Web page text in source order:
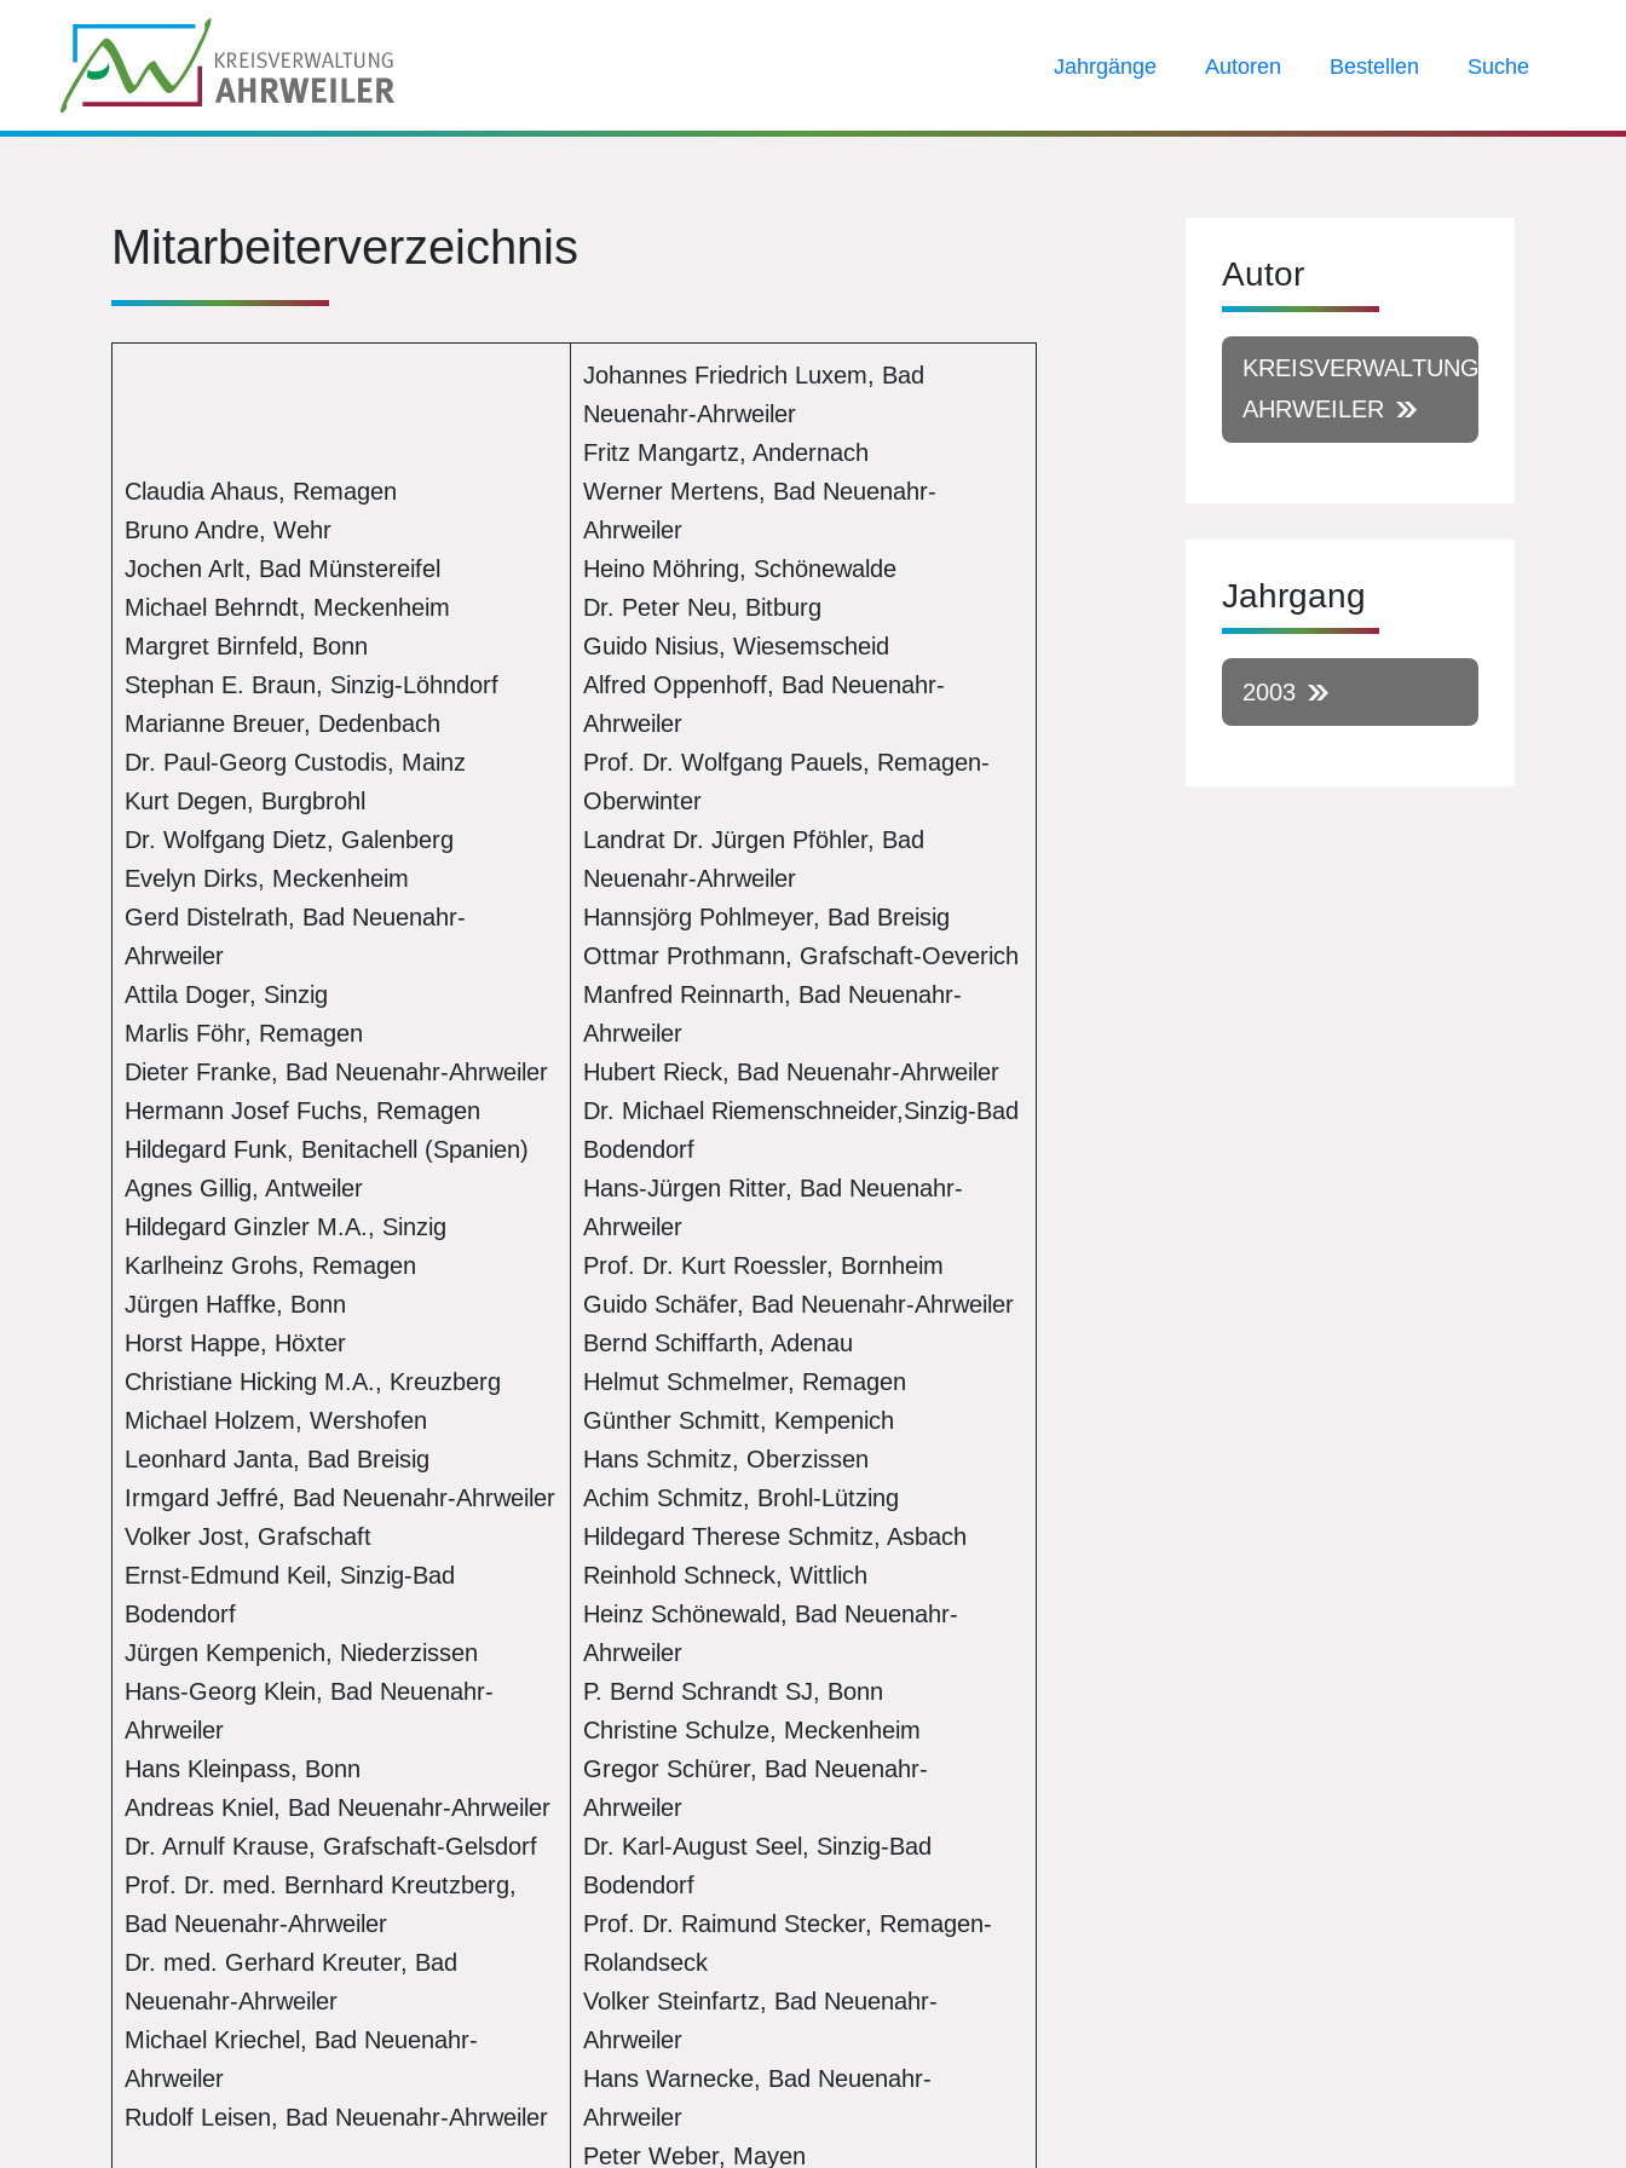
Jahrgänge Autoren Bestellen Suche
Mitarbeiterverzeichnis
Claudia Ahaus, Remagen
Bruno Andre, Wehr
Jochen Arlt, Bad Münstereifel
Michael Behrndt, Meckenheim
Margret Birnfeld, Bonn
Stephan E. Braun, Sinzig-Löhndorf
Marianne Breuer, Dedenbach
Dr. Paul-Georg Custodis, Mainz
Kurt Degen, Burgbrohl
Dr. Wolfgang Dietz, Galenberg
Evelyn Dirks, Meckenheim
Gerd Distelrath, Bad Neuenahr-
Ahrweiler
Attila Doger, Sinzig
Marlis Föhr, Remagen
Dieter Franke, Bad Neuenahr-Ahrweiler
Hermann Josef Fuchs, Remagen
Hildegard Funk, Benitachell (Spanien)
Agnes Gillig, Antweiler
Hildegard Ginzler M.A., Sinzig
Karlheinz Grohs, Remagen
Jürgen Haffke, Bonn
Horst Happe, Höxter
Christiane Hicking M.A., Kreuzberg
Michael Holzem, Wershofen
Leonhard Janta, Bad Breisig
Irmgard Jeffré, Bad Neuenahr-Ahrweiler
Volker Jost, Grafschaft
Ernst-Edmund Keil, Sinzig-Bad
Bodendorf
Jürgen Kempenich, Niederzissen
Hans-Georg Klein, Bad Neuenahr-
Ahrweiler
Hans Kleinpass, Bonn
Andreas Kniel, Bad Neuenahr-Ahrweiler
Dr. Arnulf Krause, Grafschaft-Gelsdorf
Prof. Dr. med. Bernhard Kreutzberg,
Bad Neuenahr-Ahrweiler
Dr. med. Gerhard Kreuter, Bad
Neuenahr-Ahrweiler
Michael Kriechel, Bad Neuenahr-
Ahrweiler
Rudolf Leisen, Bad Neuenahr-Ahrweiler
Johannes Friedrich Luxem, Bad
Neuenahr-Ahrweiler
Fritz Mangartz, Andernach
Werner Mertens, Bad Neuenahr-
Ahrweiler
Heino Möhring, Schönewalde
Dr. Peter Neu, Bitburg
Guido Nisius, Wiesemscheid
Alfred Oppenhoff, Bad Neuenahr-
Ahrweiler
Prof. Dr. Wolfgang Pauels, Remagen-
Oberwinter
Landrat Dr. Jürgen Pföhler, Bad
Neuenahr-Ahrweiler
Hannsjörg Pohlmeyer, Bad Breisig
Ottmar Prothmann, Grafschaft-Oeverich
Manfred Reinnarth, Bad Neuenahr-
Ahrweiler
Hubert Rieck, Bad Neuenahr-Ahrweiler
Dr. Michael Riemenschneider,Sinzig-Bad
Bodendorf
Hans-Jürgen Ritter, Bad Neuenahr-
Ahrweiler
Prof. Dr. Kurt Roessler, Bornheim
Guido Schäfer, Bad Neuenahr-Ahrweiler
Bernd Schiffarth, Adenau
Helmut Schmelmer, Remagen
Günther Schmitt, Kempenich
Hans Schmitz, Oberzissen
Achim Schmitz, Brohl-Lützing
Hildegard Therese Schmitz, Asbach
Reinhold Schneck, Wittlich
Heinz Schönewald, Bad Neuenahr-
Ahrweiler
P. Bernd Schrandt SJ, Bonn
Christine Schulze, Meckenheim
Gregor Schürer, Bad Neuenahr-
Ahrweiler
Dr. Karl-August Seel, Sinzig-Bad
Bodendorf
Prof. Dr. Raimund Stecker, Remagen-
Rolandseck
Volker Steinfartz, Bad Neuenahr-
Ahrweiler
Hans Warnecke, Bad Neuenahr-
Ahrweiler
Peter Weber, Mayen
Autor
KREISVERWALTUNG
AHRWEILER
Jahrgang
2003